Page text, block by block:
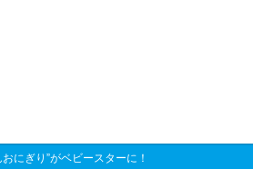
にぎり”がベビースターに！